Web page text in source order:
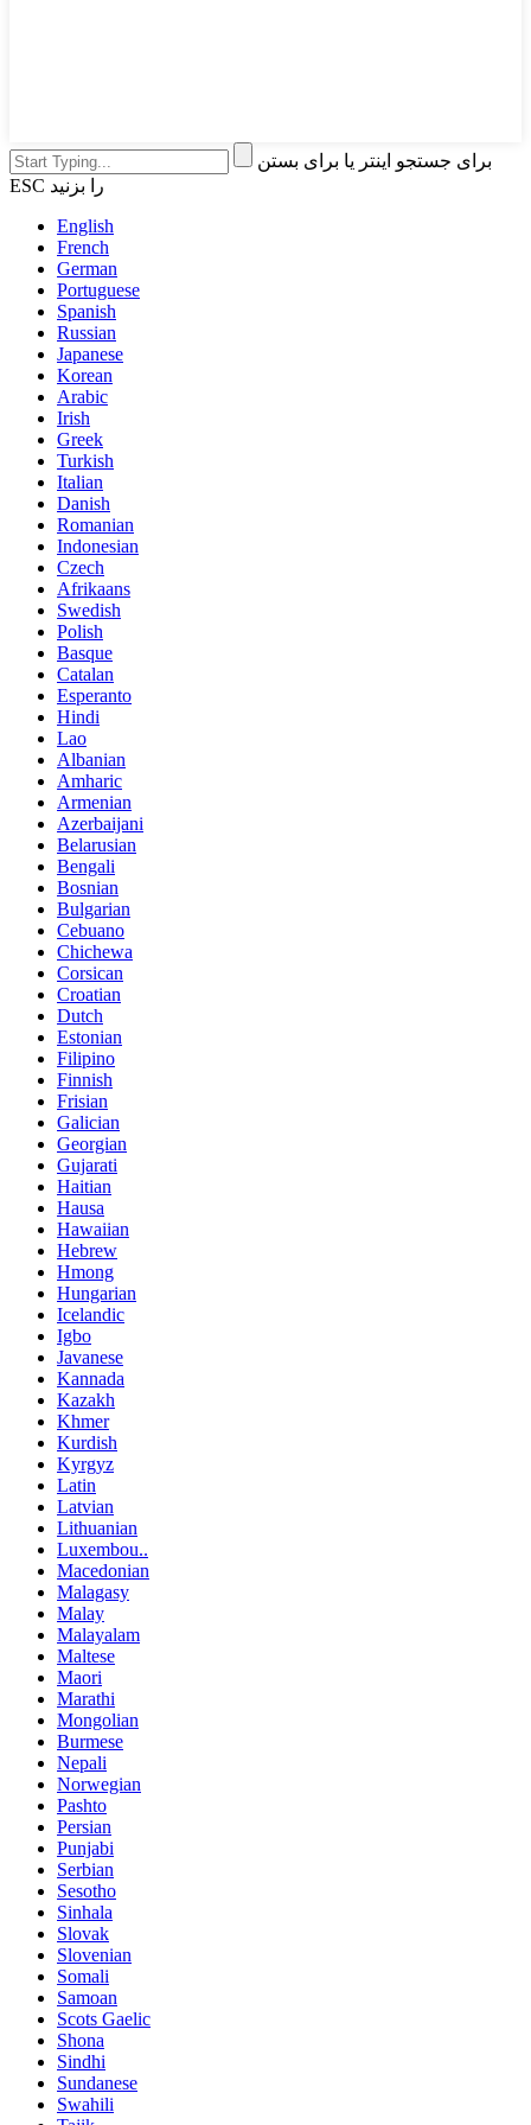
برای جستجو اینتر یا برای بستن
ESC را بزنید
English
French
German
Portuguese
Spanish
Russian
Japanese
Korean
Arabic
Irish
Greek
Turkish
Italian
Danish
Romanian
Indonesian
Czech
Afrikaans
Swedish
Polish
Basque
Catalan
Esperanto
Hindi
Lao
Albanian
Amharic
Armenian
Azerbaijani
Belarusian
Bengali
Bosnian
Bulgarian
Cebuano
Chichewa
Corsican
Croatian
Dutch
Estonian
Filipino
Finnish
Frisian
Galician
Georgian
Gujarati
Haitian
Hausa
Hawaiian
Hebrew
Hmong
Hungarian
Icelandic
Igbo
Javanese
Kannada
Kazakh
Khmer
Kurdish
Kyrgyz
Latin
Latvian
Lithuanian
Luxembou..
Macedonian
Malagasy
Malay
Malayalam
Maltese
Maori
Marathi
Mongolian
Burmese
Nepali
Norwegian
Pashto
Persian
Punjabi
Serbian
Sesotho
Sinhala
Slovak
Slovenian
Somali
Samoan
Scots Gaelic
Shona
Sindhi
Sundanese
Swahili